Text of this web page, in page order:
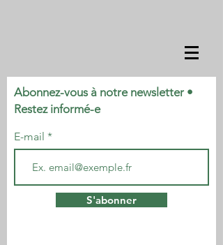
Abonnez-vous à notre newsletter •
Restez informé-e
E-mail
S'abonner